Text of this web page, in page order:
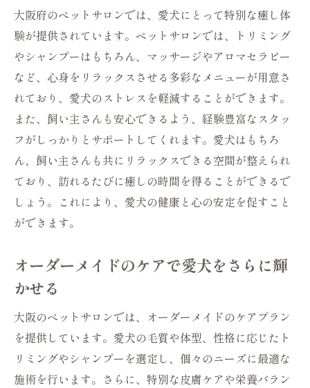
大阪府のペットサロンでは、愛犬にとって特別な癒し体
験が提供されています。ペットサロンでは、トリミング
やシャンプーはもちろん、マッサージやアロマセラピー
など、心身をリラックスさせる多彩なメニューが用意さ
れており、愛犬のストレスを軽減することができます。
また、飼い主さんも安心できるよう、経験豊富なスタッ
フがしっかりとサポートしてくれます。愛犬はもちろ
ん、飼い主さんも共にリラックスできる空間が整えられ
ており、訪れるたびに癒しの時間を得ることができるで
しょう。これにより、愛犬の健康と心の安定を促すこと
ができます。
オーダーメイドのケアで愛犬をさらに輝
かせる
大阪のペットサロンでは、オーダーメイドのケアプラン
を提供しています。愛犬の毛質や体型、性格に応じたト
リミングやシャンプーを選定し、個々のニーズに最適な
施術を行います。さらに、特別な皮膚ケアや栄養バラン